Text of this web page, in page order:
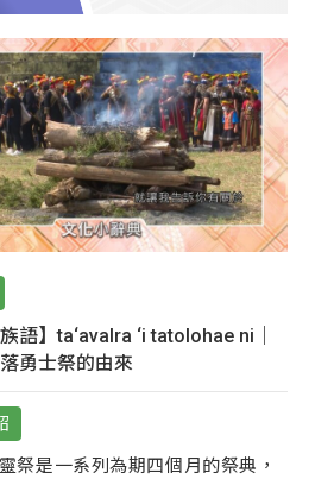
族語】ta‘avalra ‘i tatolohae ni｜
勇士祭的由來
祭是一系列為期四個月的祭典，